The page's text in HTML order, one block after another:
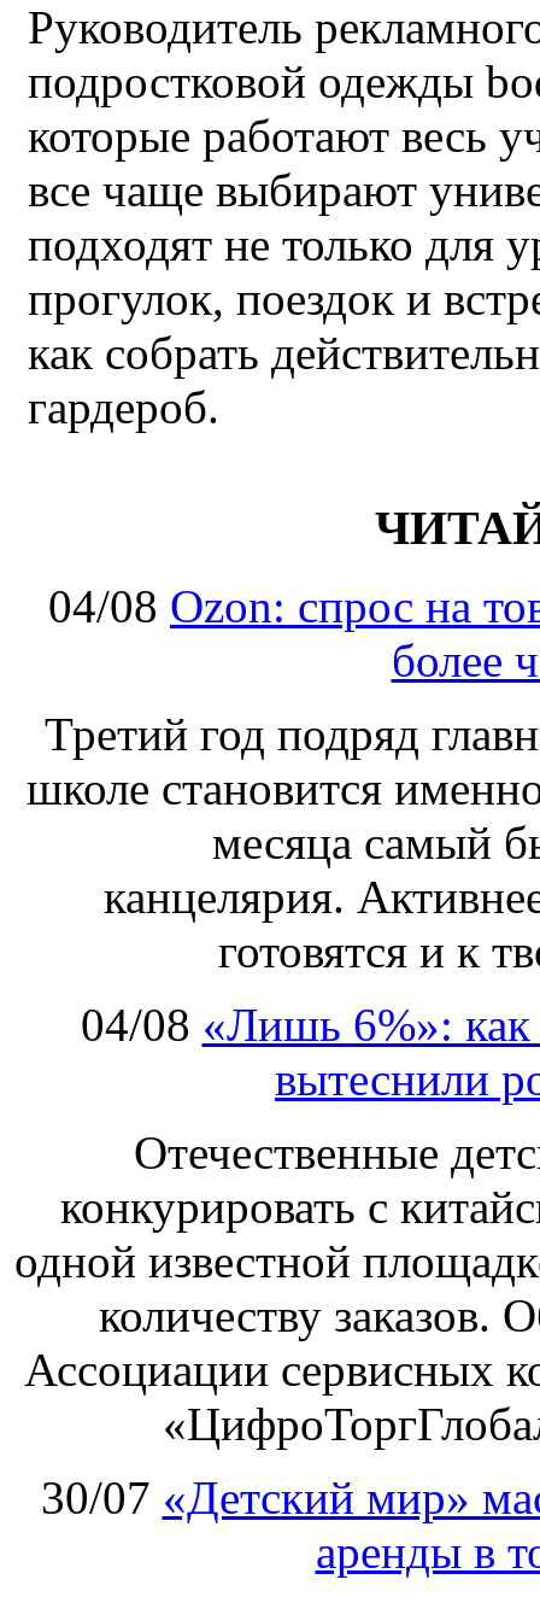
Руководитель
подростковой одежды
которые работают весь
все чаще выбирают
подходят не только для
прогулок, поездок и
как собрать
гардероб.
04/08 Ozon: спрос на
более
Третий год подряд
школе становится
месяца самый
канцелярия.
готовятся и к
04/08 «Лишь 6%»: как
вытеснили
Отечественные
конкурировать с
одной известной
количеству заказов.
Ассоциации сервисных
30/07 «Детский мир»
аренды в